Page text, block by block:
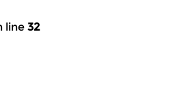
line 32